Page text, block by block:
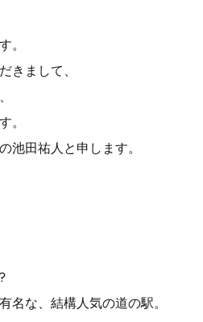
。
きまして、
。
池田祐人と申します。
名な、結構人気の道の駅。